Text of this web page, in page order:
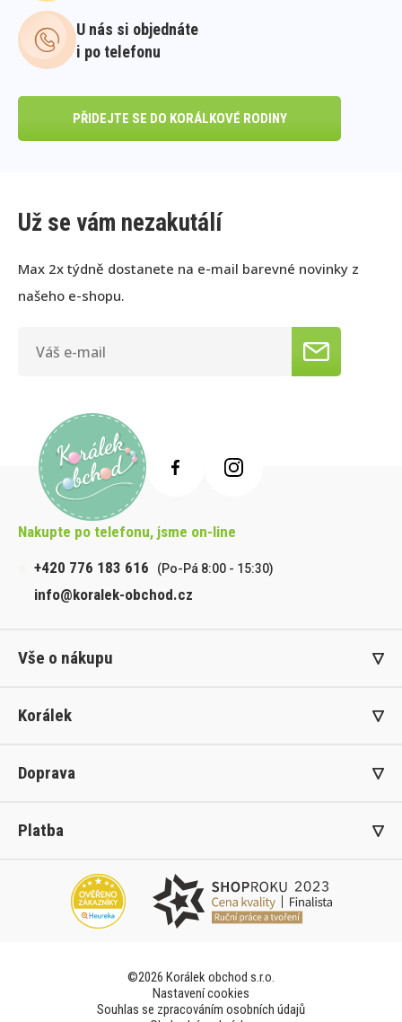
U nás si objednáte
i po telefonu
PŘIDEJTE SE DO KORÁLKOVÉ RODINY
Už se vám nezakutálí
Max 2x týdně dostanete na e-mail barevné novinky z
našeho e-shopu.
Nakupte po telefonu, jsme on-line
+420 776 183 616
(Po-Pá 8:00 - 15:30)
info@koralek-obchod.cz
Vše o nákupu
Korálek
Doprava
Platba
©2026 Korálek obchod s.r.o.
Nastavení cookies
Souhlas se zpracováním osobních údajů